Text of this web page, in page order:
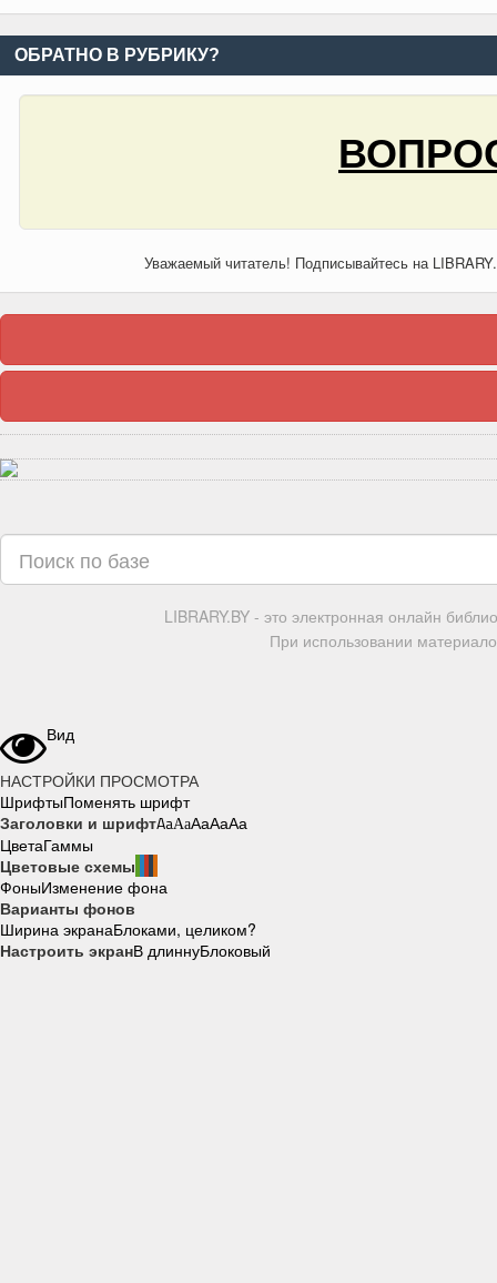
ОБРАТНО В РУБРИКУ?
Уважаемый читатель! Подписывайтесь на
LIBRARY.BY - это электронная онлайн
При использовании
Вид
НАСТРОЙКИ ПРОСМОТРА
ШрифтыПоменять шрифт
Заголовки и шрифтAaAaAaAaAa
ЦветаГаммы
Цветовые схемы
ФоныИзменение фона
Варианты фонов
Ширина экранаБлоками, целиком?
Настроить экранВ длиннуБлоковый